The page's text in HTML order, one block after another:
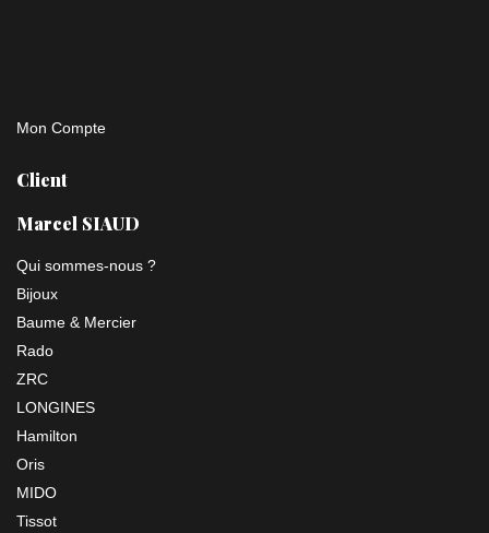
Mon Compte
Client
Marcel SIAUD
Qui sommes-nous ?
Bijoux
Baume & Mercier
Rado
ZRC
LONGINES
Hamilton
Oris
MIDO
Tissot